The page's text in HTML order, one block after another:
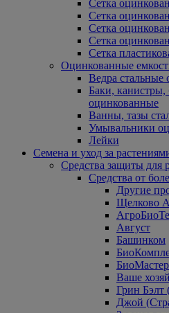
Сетка
Сетка
Сетка
Сетка
Сетка
Оцинкованные
Ведра стальные
Баки,
оцинкованные
Ванны, тазы
Умывальники
Лейки
Семена и уход за
Средства защиты для
Средства от
Другие
Щелково
Август
Башинком
БиоМастер
Ваше
Грин Бэлт
Джой